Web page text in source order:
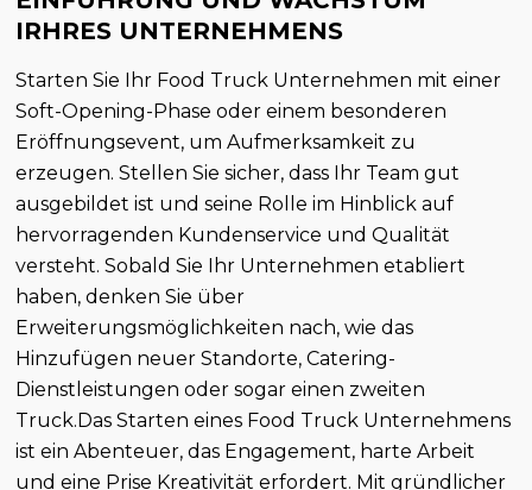
IRHRES UNTERNEHMENS
Starten Sie Ihr Food Truck Unternehmen mit einer
Soft-Opening-Phase oder einem besonderen
Eröffnungsevent, um Aufmerksamkeit zu
erzeugen. Stellen Sie sicher, dass Ihr Team gut
ausgebildet ist und seine Rolle im Hinblick auf
hervorragenden Kundenservice und Qualität
versteht. Sobald Sie Ihr Unternehmen etabliert
haben, denken Sie über
Erweiterungsmöglichkeiten nach, wie das
Hinzufügen neuer Standorte, Catering-
Dienstleistungen oder sogar einen zweiten
Truck.Das Starten eines Food Truck Unternehmens
ist ein Abenteuer, das Engagement, harte Arbeit
und eine Prise Kreativität erfordert. Mit gründlicher